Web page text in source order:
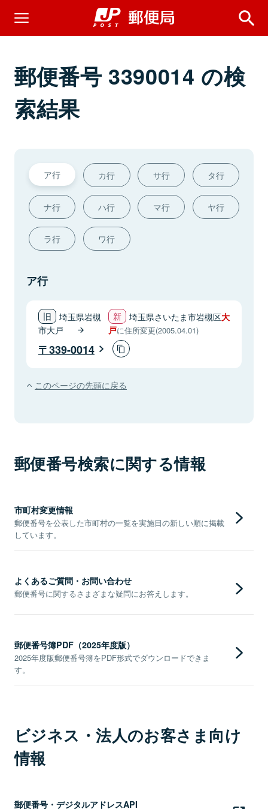
郵便番号 3390014 の検
索結果
ア行 カ行 サ行 タ行
ナ行 ハ行 マ行 ヤ行
ラ行 ワ行
ア行
埼玉県岩槻
市大戸
埼玉県さいたま市岩槻区大
戸に住所変更(2005.04.01)
339-0014
このページの先頭に戻る
郵便番号検索に関する情報
市町村変更情報
郵便番号を公表した市町村の一覧を実施日の新しい順に掲載
しています。
よくあるご質問・お問い合わせ
郵便番号に関するさまざまな疑問にお答えします。
郵便番号簿PDF（2025年度版）
2025年度版郵便番号簿をPDF形式でダウンロードできま
す。
ビジネス・法人のお客さま向け
情報
郵便番号・デジタルアドレスAPI